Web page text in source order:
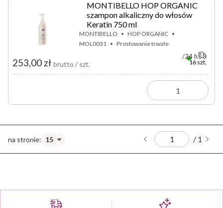
MONTIBELLO HOP ORGANIC
szampon alkaliczny do włosów
Keratin 750 ml
MONTIBELLO
HOP ORGANIC
MOL0031
Prostowanie trwałe
253,00 zł brutto / szt. 16 szt.
24 h
/ 1